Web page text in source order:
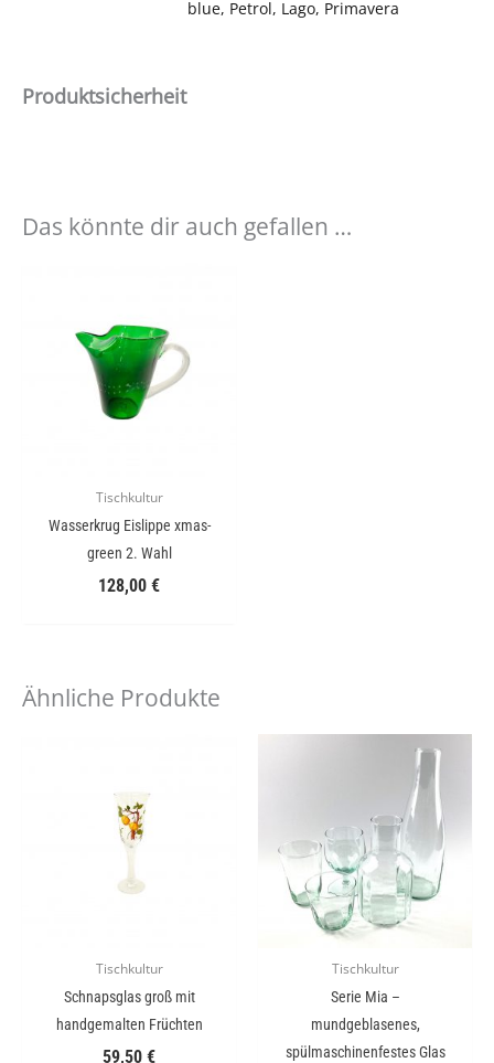
blue, Petrol, Lago, Primavera
Produktsicherheit
Das könnte dir auch gefallen …
Tischkultur
Wasserkrug Eislippe xmas-
green 2. Wahl
128,00 €
Ähnliche Produkte
Tischkultur
Schnapsglas groß mit
handgemalten Früchten
59,50 €
Tischkultur
Serie Mia –
mundgeblasenes,
spülmaschinenfestes Glas